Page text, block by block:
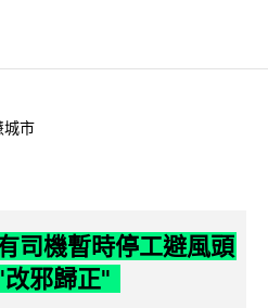
城市
司機暫時停工避風頭
邪歸正"